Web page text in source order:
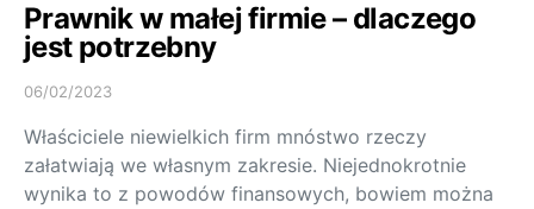
Prawnik w małej firmie – dlaczego
jest potrzebny
06/02/2023
Właściciele niewielkich firm mnóstwo rzeczy
załatwiają we własnym zakresie. Niejednokrotnie
wynika to z powodów finansowych, bowiem można